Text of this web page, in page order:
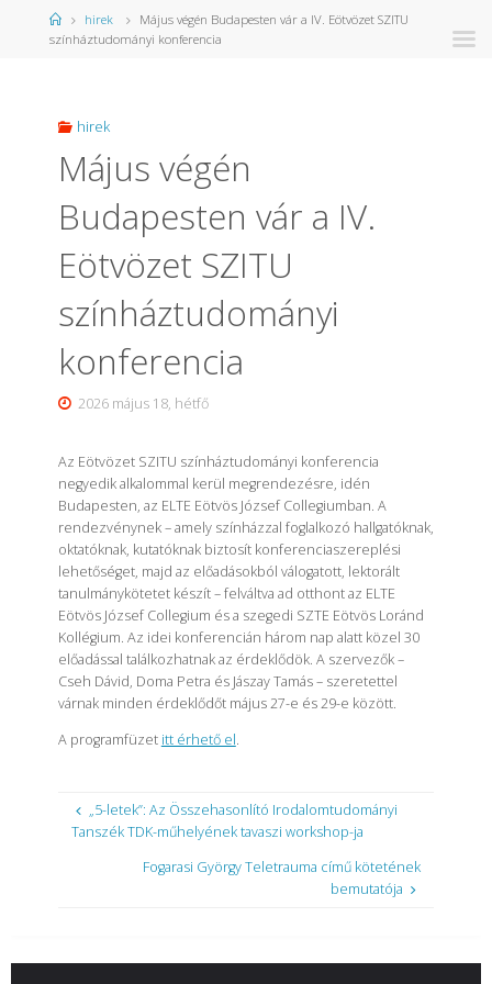
Kezdőlap
hirek
Május végén Budapesten vár a IV. Eötvözet SZITU
színháztudományi konferencia
hirek
Május végén
Budapesten vár a IV.
Eötvözet SZITU
színháztudományi
konferencia
2026 május 18, hétfő
Az Eötvözet SZITU színháztudományi konferencia
negyedik alkalommal kerül megrendezésre, idén
Budapesten, az ELTE Eötvös József Collegiumban. A
rendezvénynek – amely színházzal foglalkozó hallgatóknak,
oktatóknak, kutatóknak biztosít konferenciaszereplési
lehetőséget, majd az előadásokból válogatott, lektorált
tanulmánykötetet készít – felváltva ad otthont az ELTE
Eötvös József Collegium és a szegedi SZTE Eötvös Loránd
Kollégium. Az idei konferencián három nap alatt közel 30
előadással találkozhatnak az érdeklődök. A szervezők –
Cseh Dávid, Doma Petra és Jászay Tamás – szeretettel
várnak minden érdeklődőt május 27-e és 29-e között.
A programfüzet itt érhető el.
„5-letek”: Az Összehasonlító Irodalomtudományi
Tanszék TDK-műhelyének tavaszi workshop-ja
Fogarasi György Teletrauma című kötetének
bemutatója